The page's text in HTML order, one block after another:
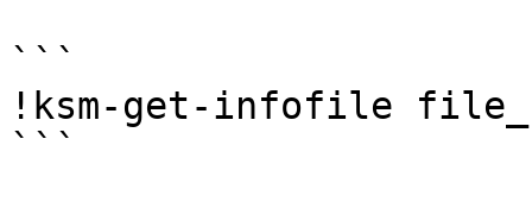
```
!ksm-get-infofile
```